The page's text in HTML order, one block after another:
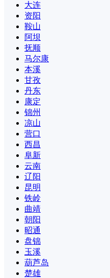
大连
资阳
鞍山
阿坝
抚顺
马尔康
本溪
甘孜
丹东
康定
锦州
凉山
营口
西昌
阜新
云南
辽阳
昆明
铁岭
曲靖
朝阳
昭通
盘锦
玉溪
葫芦岛
楚雄